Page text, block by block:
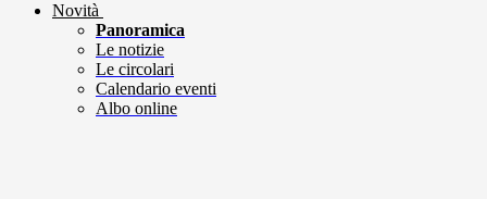
Novità
Panoramica
Le notizie
Le circolari
Calendario eventi
Albo online